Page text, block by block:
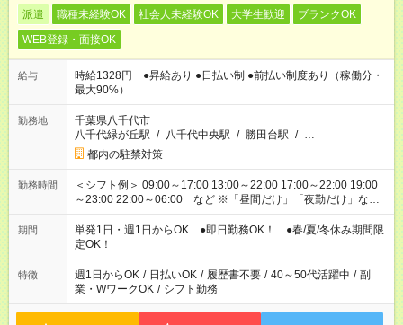
派遣 職種未経験OK 社会人未経験OK 大学生歓迎
ブランクOK
WEB登録・面接OK
給与
時給1328円 ●昇給あり ●日払い制 ●前払い制度あり（稼働分・
最大90%）
勤務地
千葉県八千代市
八千代緑が丘駅 / 八千代中央駅 / 勝田台駅 / …
都内の駐禁対策
勤務時間
＜シフト例＞ 09:00～17:00 13:00～22:00 17:00～22:00 19:00
～23:00 22:00～06:00 など ※「昼間だけ」「夜勤だけ」など
の希望OK
期間
単発1日・週1日からOK ●即日勤務OK！ ●春/夏/冬休み期間限
定OK！
特徴 週1日からOK / 日払いOK / 履歴書不要 / 40～50代活躍中 / 副
業・WワークOK / シフト勤務